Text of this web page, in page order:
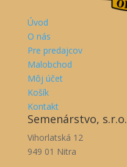
Úvod
O nás
Pre predajcov
Malobchod
Môj účet
Košík
Kontakt
Semenárstvo, s.r.o.
Vihorlatská 12
949 01 Nitra